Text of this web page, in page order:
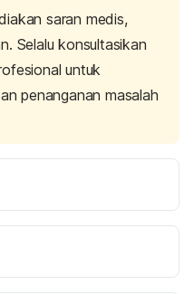
saran medis,
Selalu konsultasikan
untuk
penanganan masalah
and-gallstones-